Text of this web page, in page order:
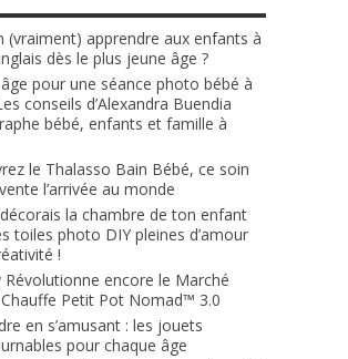
(vraiment) apprendre aux enfants à
dès le plus jeune âge ?
pour une séance photo bébé à
conseils d’Alexandra Buendia
bébé, enfants et famille à
le Thalasso Bain Bébé, ce soin
l’arrivée au monde
la chambre de ton enfant
toiles photo DIY pleines d’amour
!
Révolutionne encore le Marché
Petit Pot Nomad™ 3.0
en s’amusant : les jouets
pour chaque âge